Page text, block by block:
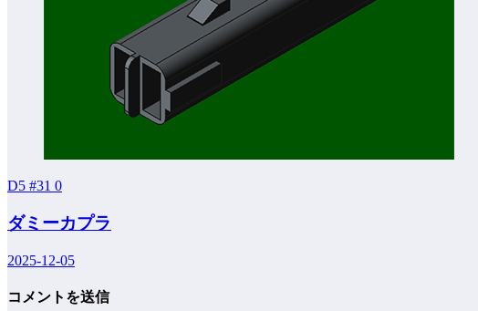
D5 #31 0
ダミーカプラ
2025-12-05
コメントを送信